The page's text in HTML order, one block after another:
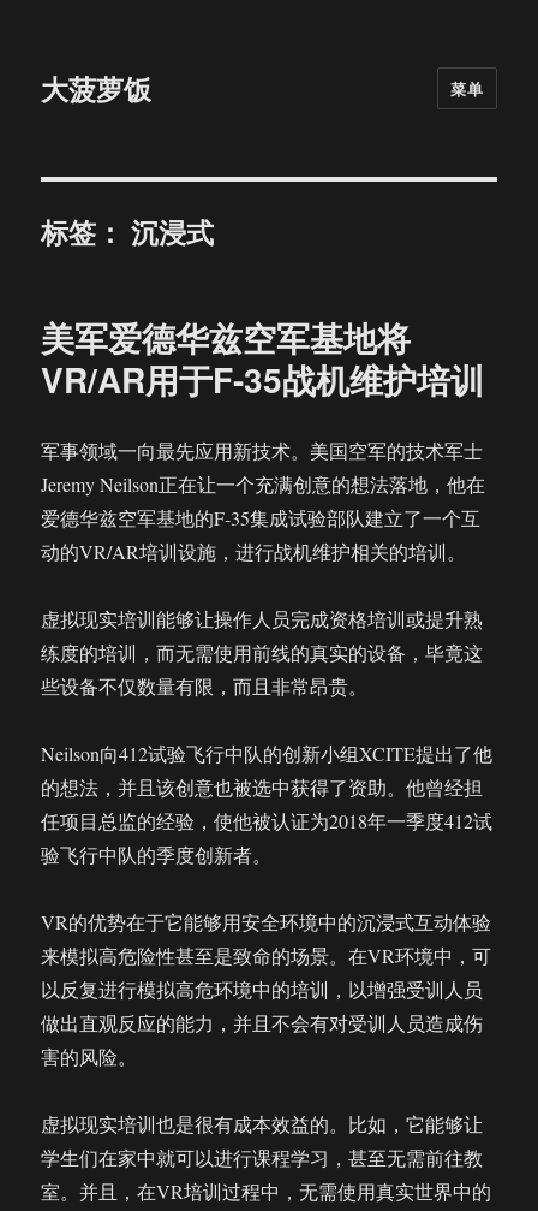
大菠萝饭 菜单
标签：沉浸式
美军爱德华兹空军基地将
VR/AR用于F-35战机维护培训
军事领域一向最先应用新技术。美国空军的技术军士
Jeremy Neilson正在让一个充满创意的想法落地，他在
爱德华兹空军基地的F-35集成试验部队建立了一个互
动的VR/AR培训设施，进行战机维护相关的培训。
虚拟现实培训能够让操作人员完成资格培训或提升熟
练度的培训，而无需使用前线的真实的设备，毕竟这
些设备不仅数量有限，而且非常昂贵。
Neilson向412试验飞行中队的创新小组XCITE提出了他
的想法，并且该创意也被选中获得了资助。他曾经担
任项目总监的经验，使他被认证为2018年一季度412试
验飞行中队的季度创新者。
VR的优势在于它能够用安全环境中的沉浸式互动体验
来模拟高危险性甚至是致命的场景。在VR环境中，可
以反复进行模拟高危环境中的培训，以增强受训人员
做出直观反应的能力，并且不会有对受训人员造成伤
害的风险。
虚拟现实培训也是很有成本效益的。比如，它能够让
学生们在家中就可以进行课程学习，甚至无需前往教
室。并且，在VR培训过程中，无需使用真实世界中的